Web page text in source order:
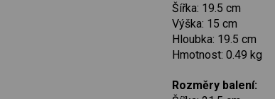
Šířka: 19.5 cm
Výška: 15 cm
Hloubka: 19.5 cm
Hmotnost: 0.49 kg
Rozměry balení: